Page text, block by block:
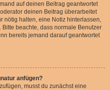
auf deinen Beitrag geantwortet
deinen Beitrag überarbeitet
nötig halten, eine Notiz hinterlassen,
beachte, dass normale Benutzer
bereits jemand darauf geantwortet
anfügen?
musst du zunächst eine